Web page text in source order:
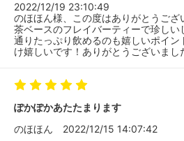
2022/12/19 23:10:49
のほほん様、この度はありがとうご
茶ベースのフレイバーティーで珍しい
通りたっぷり飲めるのも嬉しいポイ
け嬉しいです！ありがとうございまし
ぽかぽかあたたまります
のほほん
2022/12/15 14:07:42